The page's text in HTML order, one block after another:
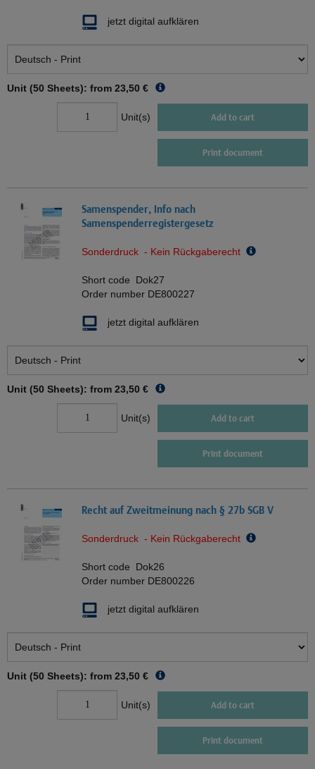
jetzt digital aufklären
Unit (50 Sheets): from 23,50 €
Unit(s) Add to cart
Print document
Samenspender, Info nach
Samenspenderregistergesetz
Sonderdruck - Kein Rückgaberecht
Short code Dok27
Order number DE800227
jetzt digital aufklären
Unit (50 Sheets): from 23,50 €
Unit(s) Add to cart
Print document
Recht auf Zweitmeinung nach § 27b SGB V
Sonderdruck - Kein Rückgaberecht
Short code Dok26
Order number DE800226
jetzt digital aufklären
Unit (50 Sheets): from 23,50 €
Unit(s) Add to cart
Print document